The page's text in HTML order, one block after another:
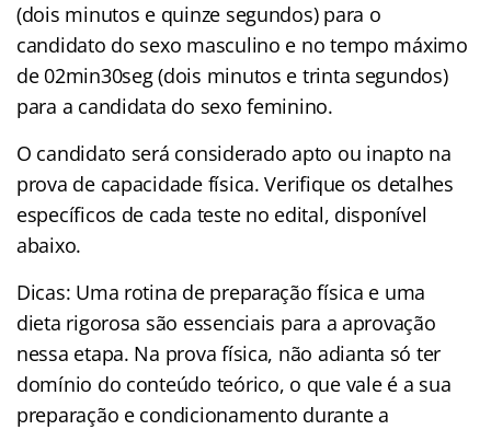
(dois minutos e quinze segundos) para o
candidato do sexo masculino e no tempo máximo
de 02min30seg (dois minutos e trinta segundos)
para a candidata do sexo feminino.
O candidato será considerado apto ou inapto na
prova de capacidade física. Verifique os detalhes
específicos de cada teste no edital, disponível
abaixo.
Dicas: Uma rotina de preparação física e uma
dieta rigorosa são essenciais para a aprovação
nessa etapa. Na prova física, não adianta só ter
domínio do conteúdo teórico, o que vale é a sua
preparação e condicionamento durante a